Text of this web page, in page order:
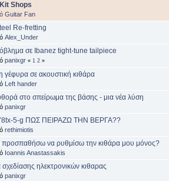
Shops
Guitar Fan
Re-fretting
Alex_Under
σε Ibanez tight-tune tailpiece
panixgr « 1 2 »
γέφυρα σε ακουστική κιθάρα
Left hander
στο σπείρωμα της βάσης - μια νέα λύση
panixgr
5-g ΠΩΣ ΠΕΙΡΑΖΩ ΤΗΝ ΒΕΡΓΑ??
rethimiotis
προσπαθήσω να ρυθμίσω την κιθάρα μου μόνος?
Ioannis Anastassakis
ηλεκτρονικών κιθαρας
panixgr